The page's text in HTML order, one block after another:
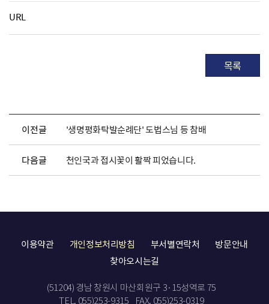
URL
목록
이전글 '생명평화탁발순례단' 도법스님 등 참배
다음글 천인국과 접시꽃이 활짝 피었습니다.
이용약관 개인정보처리방침 부서별연락처
방문안내
찾아오시는길
(51204) 경남 창원시 마산회원구 3·15성역로 75
TEL. 055)253-9315
FAX. 055)253-0319